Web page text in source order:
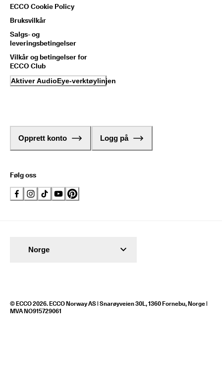
ECCO Cookie Policy
Bruksvilkår
Salgs- og
leveringsbetingelser
Vilkår og betingelser for
ECCO Club
Aktiver AudioEye-verktøylinjen
Opprett konto Logg på
Følg oss
© ECCO 2026. ECCO Norway AS | Snarøyveien 30L, 1360 Fornebu, Norge |
MVA NO915729061
Norge